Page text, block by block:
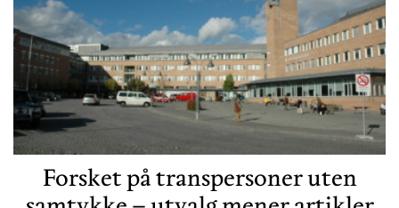
Forsket på transpersoner uten